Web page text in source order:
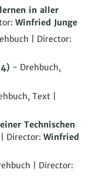
in aller
Winfried Junge
| Director:
- Drehbuch,
Text |
Technischen
Director: Winfried
| Director: